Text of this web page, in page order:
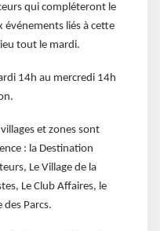
qui compléteront le
événements liés à cette
tout le mardi.
14h au mercredi 14h
et zones sont
: la Destination
Le Village de la
Le Club Affaires, le
des Parcs.